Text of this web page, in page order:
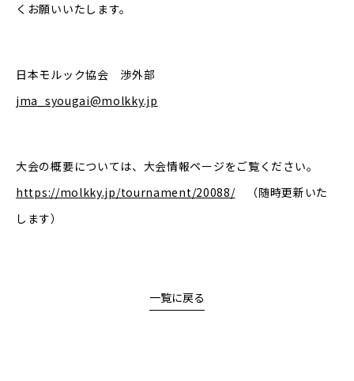
くお願いいたします。
日本モルック協会 渉外部
jma_syougai@molkky.jp
大会の概要については、大会情報ページをご覧ください。
https://molkky.jp/tournament/20088/（随時更新いた
します）
一覧に戻る